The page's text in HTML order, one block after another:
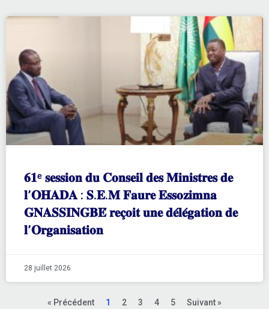
𝟔𝟏ᵉ 𝐬𝐞𝐬𝐬𝐢𝐨𝐧 𝐝𝐮 𝐂𝐨𝐧𝐬𝐞𝐢𝐥 𝐝𝐞𝐬 𝐌𝐢𝐧𝐢𝐬𝐭𝐫𝐞𝐬 𝐝𝐞
𝐥’𝐎𝐇𝐀𝐃𝐀 : 𝐒.𝐄.𝐌 𝐅𝐚𝐮𝐫𝐞 𝐄𝐬𝐬𝐨𝐳𝐢𝐦𝐧𝐚
𝐆𝐍𝐀𝐒𝐒𝐈𝐍𝐆𝐁𝐄́ 𝐫𝐞𝐜̧𝐨𝐢𝐭 𝐮𝐧𝐞 𝐝𝐞́𝐥𝐞́𝐠𝐚𝐭𝐢𝐨𝐧 𝐝𝐞
𝐥’𝐎𝐫𝐠𝐚𝐧𝐢𝐬𝐚𝐭𝐢𝐨𝐧
28 juillet 2026
« Précédent 1 2 3 4 5 Suivant »